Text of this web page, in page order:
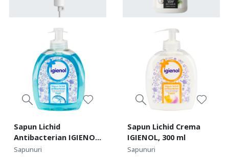
Sapun Lichid
Antibacterian IGIENOL,
300 ml
Sapunuri
Sapun Lichid Crema
IGIENOL, 300 ml
Sapunuri